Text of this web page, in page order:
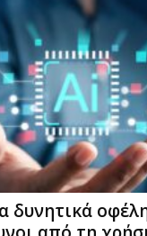
δυνητικά